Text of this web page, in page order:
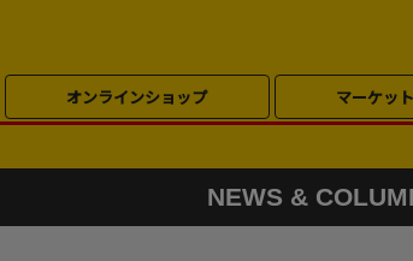
オンラインショップ マーケッ
NEWS &